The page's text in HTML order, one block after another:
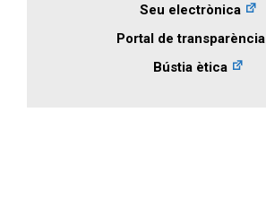
Seu electrònica
Portal de transparència
Bústia ètica